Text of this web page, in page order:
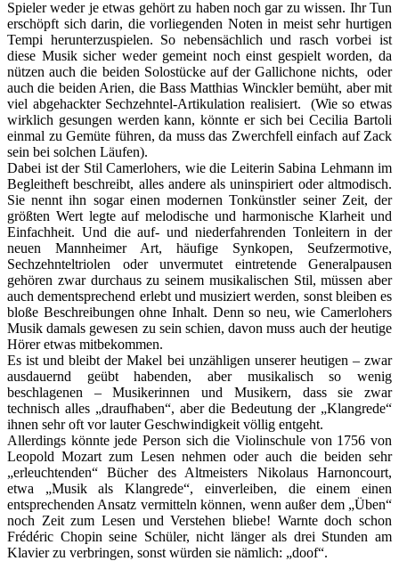
Spieler weder je etwas gehört zu haben noch gar zu wissen. Ihr Tun
erschöpft sich darin, die vorliegenden Noten in meist sehr hurtigen
Tempi herunterzuspielen. So nebensächlich und rasch vorbei ist
diese Musik sicher weder gemeint noch einst gespielt worden, da
nützen auch die beiden Solostücke auf der Gallichone nichts, oder
auch die beiden Arien, die Bass Matthias Winckler bemüht, aber mit
viel abgehackter Sechzehntel-Artikulation realisiert. (Wie so etwas
wirklich gesungen werden kann, könnte er sich bei Cecilia Bartoli
einmal zu Gemüte führen, da muss das Zwerchfell einfach auf Zack
sein bei solchen Läufen).
Dabei ist der Stil Camerlohers, wie die Leiterin Sabina Lehmann im
Begleitheft beschreibt, alles andere als uninspiriert oder altmodisch.
Sie nennt ihn sogar einen modernen Tonkünstler seiner Zeit, der
größten Wert legte auf melodische und harmonische Klarheit und
Einfachheit. Und die auf- und niederfahrenden Tonleitern in der
neuen Mannheimer Art, häufige Synkopen, Seufzermotive,
Sechzehnteltriolen oder unvermutet eintretende Generalpausen
gehören zwar durchaus zu seinem musikalischen Stil, müssen aber
auch dementsprechend erlebt und musiziert werden, sonst bleiben es
bloße Beschreibungen ohne Inhalt. Denn so neu, wie Camerlohers
Musik damals gewesen zu sein schien, davon muss auch der heutige
Hörer etwas mitbekommen.
Es ist und bleibt der Makel bei unzähligen unserer heutigen – zwar
ausdauernd geübt habenden, aber musikalisch so wenig
beschlagenen – Musikerinnen und Musikern, dass sie zwar
technisch alles „draufhaben“, aber die Bedeutung der „Klangrede“
ihnen sehr oft vor lauter Geschwindigkeit völlig entgeht.
Allerdings könnte jede Person sich die Violinschule von 1756 von
Leopold Mozart zum Lesen nehmen oder auch die beiden sehr
„erleuchtenden“ Bücher des Altmeisters Nikolaus Harnoncourt,
etwa „Musik als Klangrede“, einverleiben, die einem einen
entsprechenden Ansatz vermitteln können, wenn außer dem „Üben“
noch Zeit zum Lesen und Verstehen bliebe! Warnte doch schon
Frédéric Chopin seine Schüler, nicht länger als drei Stunden am
Klavier zu verbringen, sonst würden sie nämlich: „doof“.